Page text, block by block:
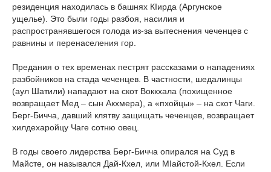
резиденция находилась в башнях КIирда (Аргунское
ущелье). Это были годы разбоя, насилия и
распространявшегося голода из-за вытеснения чеченцев с
равнины и перенаселения гор.
Предания о тех временах пестрят рассказами о нападениях
разбойников на стада чеченцев. В частности, шедалинцы
(аул Шатили) нападают на скот Воккхала (похищенное
возвращает Мед – сын Акхмера), а «пхойцы» – на скот Чаги.
Берг-Бичча, давший клятву защищать чеченцев, возвращает
хилдехаройцу Чаге сотню овец.
В годы своего лидерства Берг-Бичча опирался на Суд в
Майсте, он назывался Дай-Кхел, или МIайстой-Кхел. Если